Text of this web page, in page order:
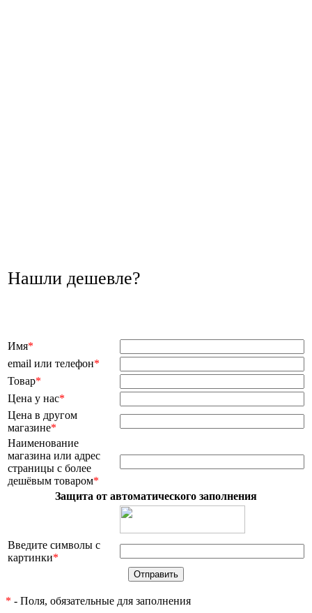
Нашли дешевле?
Имя*
email или телефон*
Товар*
Цена у нас*
Цена в другом
магазине*
Наименование
магазина или адрес
страницы с более
дешёвым товаром*
Защита от автоматического заполнения
Введите символы с
картинки*
* - Поля, обязательные для заполнения